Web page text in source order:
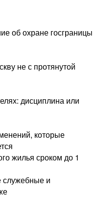
об охране госграницы
не с протянутой
дисциплина или
которые
жилья сроком до 1
служебные и